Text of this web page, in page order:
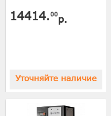
14414.00р.
Уточняйте наличие